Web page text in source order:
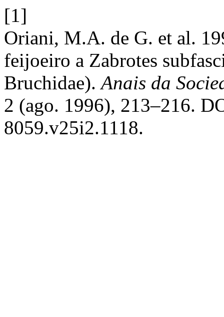
[1]
Oriani, M.A. de G. et al.
feijoeiro a Zabrotes
Bruchidae).Anais da
2 (ago. 1996), 213–216.
8059.v25i2.1118.